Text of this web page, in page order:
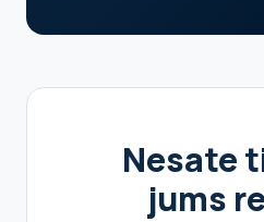
Nesate
jums